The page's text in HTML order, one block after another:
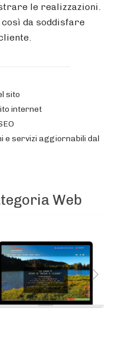
le realizzazioni.
così da soddisfare
sito
internet
e servizi aggiornabili dal
Web